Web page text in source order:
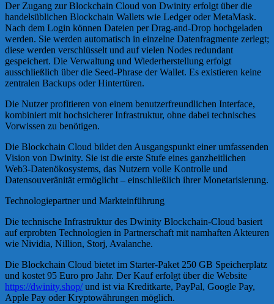
Der Zugang zur Blockchain Cloud von Dwinity erfolgt über die
handelsüblichen Blockchain Wallets wie Ledger oder MetaMask.
Nach dem Login können Dateien per Drag-and-Drop hochgeladen
werden. Sie werden automatisch in einzelne Datenfragmente zerlegt;
diese werden verschlüsselt und auf vielen Nodes redundant
gespeichert. Die Verwaltung und Wiederherstellung erfolgt
ausschließlich über die Seed-Phrase der Wallet. Es existieren keine
zentralen Backups oder Hintertüren.
Die Nutzer profitieren von einem benutzerfreundlichen Interface,
kombiniert mit hochsicherer Infrastruktur, ohne dabei technisches
Vorwissen zu benötigen.
Die Blockchain Cloud bildet den Ausgangspunkt einer umfassenden
Vision von Dwinity. Sie ist die erste Stufe eines ganzheitlichen
Web3-Datenökosystems, das Nutzern volle Kontrolle und
Datensouveränität ermöglicht – einschließlich ihrer Monetarisierung.
Technologiepartner und Markteinführung
Die technische Infrastruktur des Dwinity Blockchain-Cloud basiert
auf erprobten Technologien in Partnerschaft mit namhaften Akteuren
wie Nividia, Nillion, Storj, Avalanche.
Die Blockchain Cloud bietet im Starter-Paket 250 GB Speicherplatz
und kostet 95 Euro pro Jahr. Der Kauf erfolgt über die Website
https://dwinity.shop/und ist via Kreditkarte, PayPal, Google Pay,
Apple Pay oder Kryptowährungen möglich.